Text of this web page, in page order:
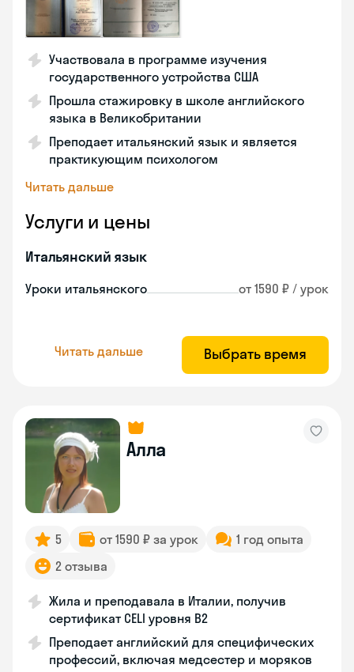
Участвовала в программе изучения
государственного устройства США
Прошла стажировку в школе английского
языка в Великобритании
Преподает итальянский язык и является
практикующим психологом
Читать дальше
Услуги и цены
Итальянский язык
Уроки итальянского от 1590 ₽ / урок
Читать дальше Выбрать время
Алла
5 от 1590 ₽ за урок
1 год опыта
2 отзыва
Жила и преподавала в Италии, получив
сертификат CELI уровня В2
Преподает английский для специфических
профессий, включая медсестер и моряков